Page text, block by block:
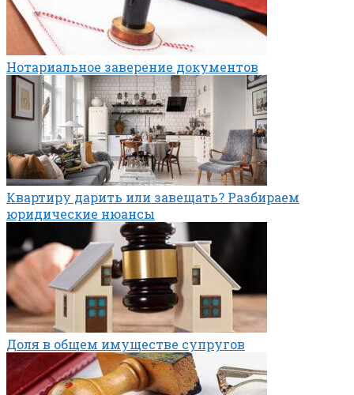
Нотариальное заверение документов
Квартиру дарить или завещать? Разбираем
юридические нюансы
Доля в общем имуществе супругов